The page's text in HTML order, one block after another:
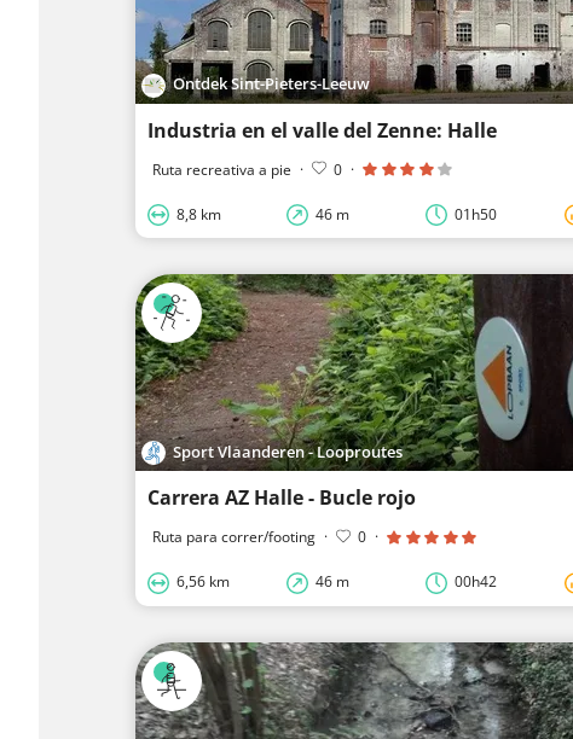
Ontdek Sint-Pieters-Leeuw
Industria en el valle del Zenne: Halle
Ruta recreativa a pie · 0 ·
8,8 km 46 m 01h50
Sport Vlaanderen - Looproutes
Carrera AZ Halle - Bucle rojo
Ruta para correr/footing · 0 ·
6,56 km 46 m 00h42